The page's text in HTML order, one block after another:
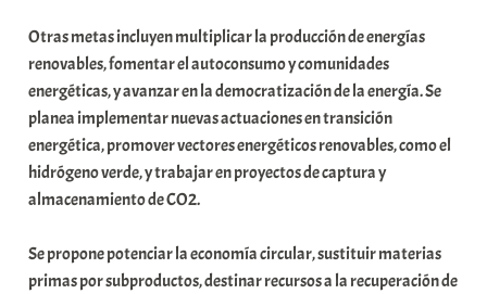
a
Otras metas incluyen multiplicar la producción de energías
renovables, fomentar el autoconsumo y comunidades
energéticas, y avanzar en la democratización de la energía. Se
planea implementar nuevas actuaciones en transición
energética, promover vectores energéticos renovables, como el
hidrógeno verde, y trabajar en proyectos de captura y
almacenamiento de CO2.
Se propone potenciar la economía circular, sustituir materias
primas por subproductos, destinar recursos a la recuperación de